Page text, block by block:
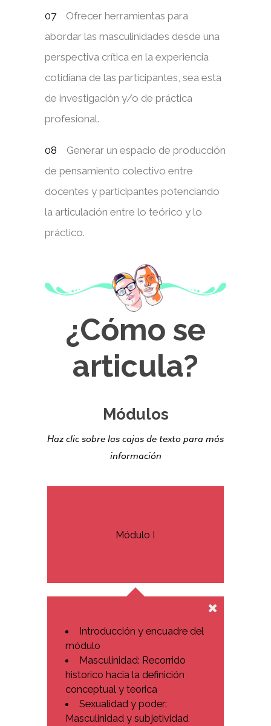
Ofrecer herramientas para
abordar las masculinidades desde una
perspectiva crítica en la experiencia
cotidiana de las participantes, sea esta
de investigación y/o de práctica
profesional.
Generar un espacio de producción
de pensamiento colectivo entre
docentes y participantes potenciando
la articulación entre lo teórico y lo
práctico.
¿Cómo se
articula?
Módulos
Haz clic sobre las cajas de texto para más
información
Módulo I
Introducción y encuadre del
módulo
Masculinidad: Recorrido
historico hacia la definición
conceptual y teorica
Sexualidad y poder:
Masculinidad y subjetividad